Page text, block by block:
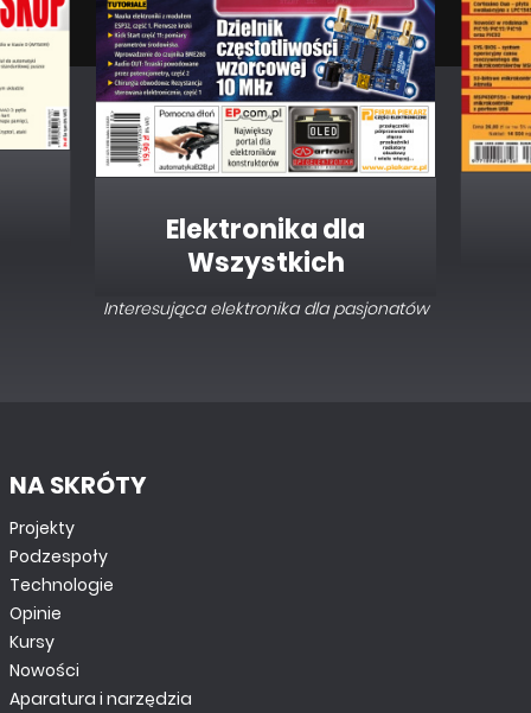
Elektronika dla
Wszystkich
Interesująca elektronika dla pasjonatów
NA SKRÓTY
Projekty
Podzespoły
Technologie
Opinie
Kursy
Nowości
Aparatura i narzędzia